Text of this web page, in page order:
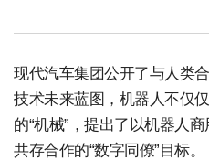
现代汽车集团公开了与人类
技术未来蓝图，机器人不仅
的“机械”，提出了以机器人
共存合作的“数字同僚”目标。